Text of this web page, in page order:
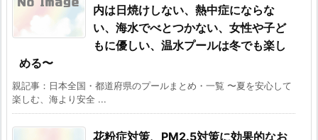
内は日焼けしない、熱中症にならな
い、海水でべとつかない、女性や子ど
もに優しい、温水プールは冬でも楽し
める〜
親記事：日本全国・都道府県のプールまとめ・一覧 〜夏を安心して
楽しむ、海より安全 ...
花粉症対策、PM2.5対策に効果的なお